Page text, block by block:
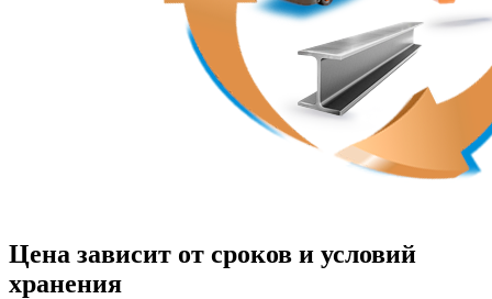
Цена зависит от сроков и условий
хранения